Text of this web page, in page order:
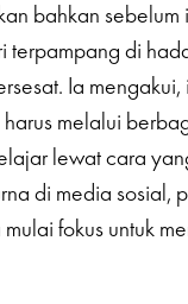
bahkan sebelum
terpampang di
Ia mengakui,
melalui
lewat cara
di media sosial,
fokus untuk